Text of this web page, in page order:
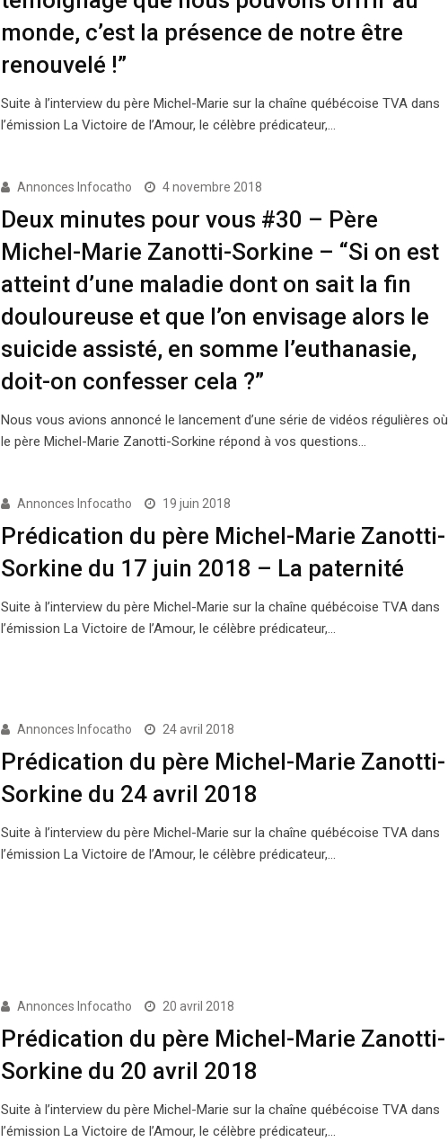
monde, c’est la présence de notre être
renouvelé !”
Suite à l’interview du père Michel-Marie sur la chaîne québécoise TVA dans
l’émission La Victoire de l’Amour, le célèbre prédicateur,…
Annonces Infocatho 4 novembre 2018
Deux minutes pour vous #30 – Père
Michel-Marie Zanotti-Sorkine – “Si on est
atteint d’une maladie dont on sait la fin
douloureuse et que l’on envisage alors le
suicide assisté, en somme l’euthanasie,
doit-on confesser cela ?”
Nous vous avions annoncé le lancement d’une série de vidéos régulières où
le père Michel-Marie Zanotti-Sorkine répond à vos questions…
Annonces Infocatho 19 juin 2018
Prédication du père Michel-Marie Zanotti-
Sorkine du 17 juin 2018 – La paternité
Suite à l’interview du père Michel-Marie sur la chaîne québécoise TVA dans
l’émission La Victoire de l’Amour, le célèbre prédicateur,…
Annonces Infocatho 24 avril 2018
Prédication du père Michel-Marie Zanotti-
Sorkine du 24 avril 2018
Suite à l’interview du père Michel-Marie sur la chaîne québécoise TVA dans
l’émission La Victoire de l’Amour, le célèbre prédicateur,…
Annonces Infocatho 20 avril 2018
Prédication du père Michel-Marie Zanotti-
Sorkine du 20 avril 2018
Suite à l’interview du père Michel-Marie sur la chaîne québécoise TVA dans
l’émission La Victoire de l’Amour, le célèbre prédicateur,…